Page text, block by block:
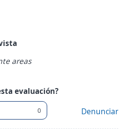
areas
evaluación?
0 Denunciar